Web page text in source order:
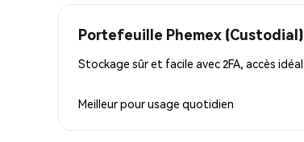
Portefeuille Phemex (Custodial)
Stockage sûr et facile avec 2FA, accès idéal.
Meilleur pourusage quotidien